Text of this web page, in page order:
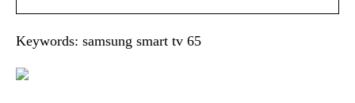
Keywords: samsung smart tv 65